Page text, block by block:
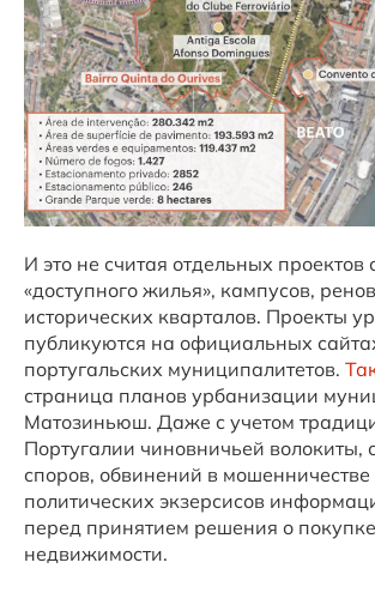
И это не считая отдельных проектов
«доступного жилья», кампусов,
исторических кварталов. Проекты
публикуются на официальных
португальских муниципалитетов.
страница планов урбанизации
Матозиньюш. Даже с учетом
Португалии чиновничьей волокиты,
споров, обвинений в мошенничестве
политических экзерсисов
перед принятием решения о
недвижимости.